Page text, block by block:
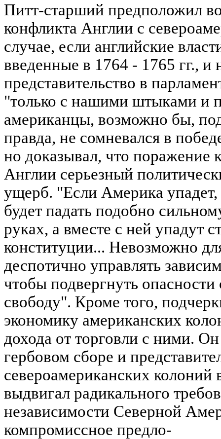
Питт-старший предположил
конфликта Англии с
случае, если английские
введенные в 1764 - 1765 гг., и
представительство в
"только с нашими штыками и
американцы, возможно бы,
правда, не сомневался в
но доказывал, что поражение
Англии серьезный
ущерб. "Если Америка упадет,
будет падать подобно
руках, а вместе с ней упадут
конституции... Невозможно
деспотично управлять
чтобы подвергнуть
свободу". Кроме того,
экономику американских
дохода от торговли с ними.
гербовом сборе и
североамериканских колоний
выдвигал радикального
независимости Северной
компромиссное предло-